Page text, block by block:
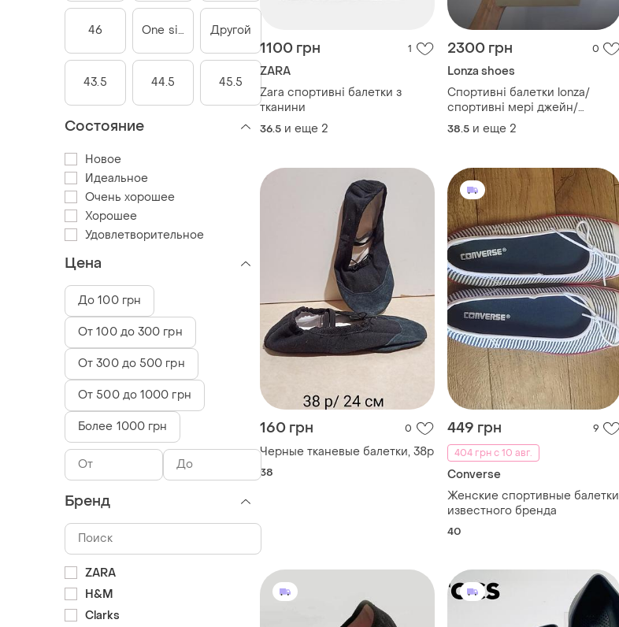
1100 грн 1
ZARA
Zara спортивні балетки з
тканини
36.5 и еще 2
2300 грн 0
Lonza shoes
Спортивні балетки lonza/
спортивні мері джейн/
сліпони
38.5 и еще 2
160 грн 0
Черные тканевые балетки, 38р
38
449 грн
9
404 грн с 10 авг.
Converse
Женские спортивные балетки
известного бренда
40
46 One size Другой
43.5 44.5 45.5
Состояние
Новое
Идеальное
Очень хорошее
Хорошее
Удовлетворительное
Цена
До 100 грн
От 100 до 300 грн
От 300 до 500 грн
От 500 до 1000 грн
Более 1000 грн
Бренд
ZARA
H&M
Clarks